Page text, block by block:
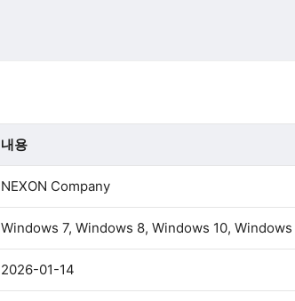
내용
NEXON Company
Windows 7, Windows 8, Windows 10, Windows
2026-01-14